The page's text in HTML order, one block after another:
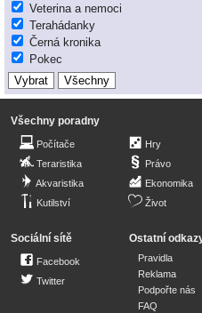
Veterina a nemoci
Terahádanky
Černá kronika
Pokec
Všechny poradny
Počítače
Teraristika
Akvaristika
Kutilství
Hry
Právo
Ekonomika
Život
Sociální sítě
Facebook
Twitter
Ostatní
Pravidla
Reklama
Podpořte nás
FAQ